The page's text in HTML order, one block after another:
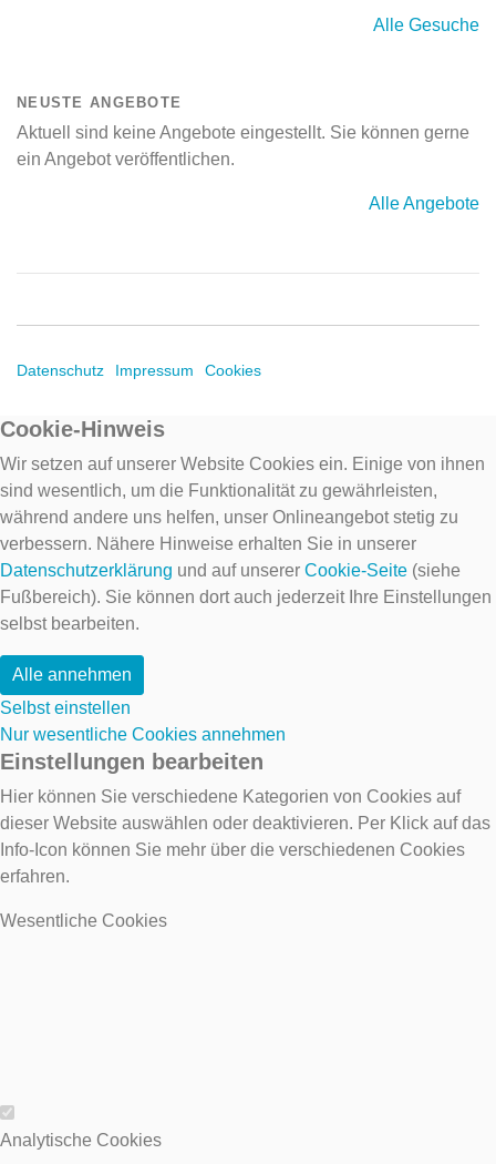
Alle Gesuche
NEUSTE ANGEBOTE
Aktuell sind keine Angebote eingestellt. Sie können gerne
ein Angebot veröffentlichen.
Alle Angebote
Datenschutz Impressum Cookies
Cookie-Hinweis
Wir setzen auf unserer Website Cookies ein. Einige von ihnen
sind wesentlich, um die Funktionalität zu gewährleisten,
während andere uns helfen, unser Onlineangebot stetig zu
verbessern. Nähere Hinweise erhalten Sie in unserer
Datenschutzerklärung und auf unserer Cookie-Seite (siehe
Fußbereich). Sie können dort auch jederzeit Ihre Einstellungen
selbst bearbeiten.
Alle annehmen
Selbst einstellen
Nur wesentliche Cookies annehmen
Einstellungen bearbeiten
Hier können Sie verschiedene Kategorien von Cookies auf
dieser Website auswählen oder deaktivieren. Per Klick auf das
Info-Icon können Sie mehr über die verschiedenen Cookies
erfahren.
Wesentliche Cookies
Wesentliche Cookies
Analytische Cookies